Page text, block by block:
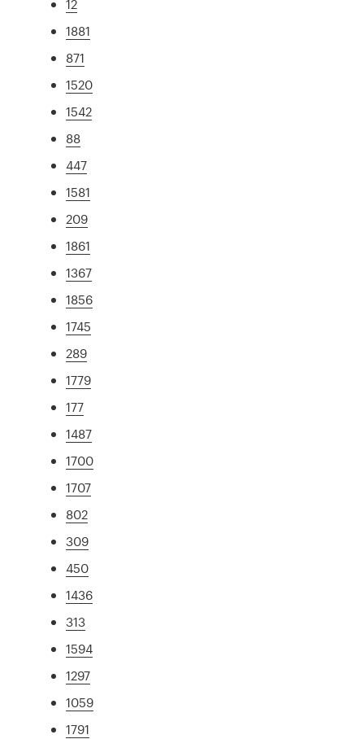
12
1881
871
1520
1542
88
447
1581
209
1861
1367
1856
1745
289
1779
177
1487
1700
1707
802
309
450
1436
313
1594
1297
1059
1791